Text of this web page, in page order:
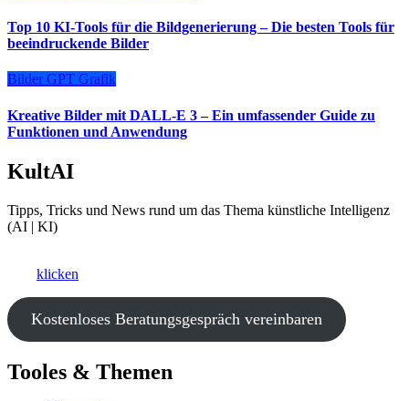
Top 10 KI-Tools für die Bildgenerierung – Die besten Tools für
beeindruckende Bilder
Bilder GPT Grafik
Kreative Bilder mit DALL-E 3 – Ein umfassender Guide zu
Funktionen und Anwendung
KultAI
Tipps, Tricks und News rund um das Thema künstliche Intelligenz
(AI | KI)
klicken
Kostenloses Beratungsgespräch vereinbaren
Tooles & Themen